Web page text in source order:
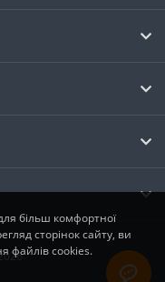
більш комфортної
сторінок сайту, ви
файлів cookies.